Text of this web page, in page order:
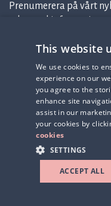
Prenumerera på vårt
relaterad information.
Prenumerera på
IR-related
This website
We use cookies to
experience on our
you agree to the
enhance site
assist in our
your cookies by
cookies
SETTINGS
ACCEPT ALL